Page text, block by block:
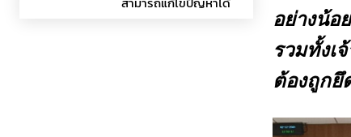
อย่างน้อ
รวมทั้งเ
ต้องถูกยึ